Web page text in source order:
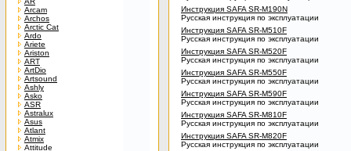
Arcam
Archos
Arctic Cat
Ardo
Ariete
Ariston
ART
ArtDio
Artsound
Ashly
Asko
ASR
Astralux
Asus
Atlant
Atmix
Attitude
Инструкция SAFA SR-M190N
Русская инструкция по эксплуатации
Инструкция SAFA SR-M510F
Русская инструкция по эксплуатации
Инструкция SAFA SR-M520F
Русская инструкция по эксплуатации
Инструкция SAFA SR-M550F
Русская инструкция по эксплуатации
Инструкция SAFA SR-M590F
Русская инструкция по эксплуатации
Инструкция SAFA SR-M810F
Русская инструкция по эксплуатации
Инструкция SAFA SR-M820F
Русская инструкция по эксплуатации